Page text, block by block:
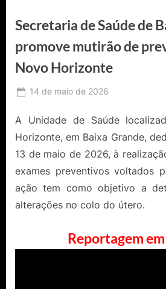
Secretaria de Saúde de
promove mutirão de
Novo Horizonte
Posted
14 de maio de 2026
Catureba
A Unidade de Saúde
Horizonte, em Baixa Grande,
13 de maio de 2026, à
exames preventivos voltados
ação tem como objetivo a
alterações no colo do útero.
Reportagem